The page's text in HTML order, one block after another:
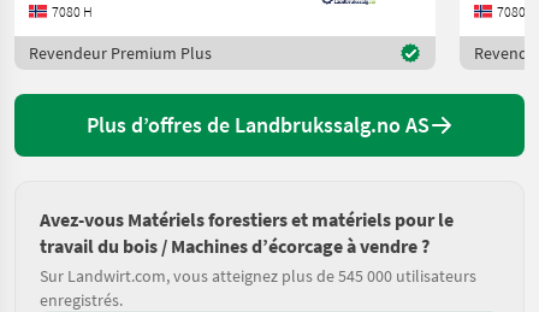
7080 H
Revendeur Premium Plus
7080 H
Plus d’offres de Landbrukssalg.no AS
Avez-vous Matériels forestiers et matériels pour le
travail du bois / Machines d’écorcage à vendre ?
Sur Landwirt.com, vous atteignez plus de 545 000 utilisateurs
enregistrés.